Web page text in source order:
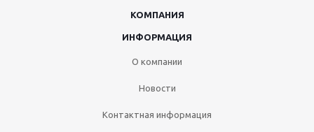
КОМПАНИЯ
ИНФОРМАЦИЯ
О компании
Новости
Контактная информация